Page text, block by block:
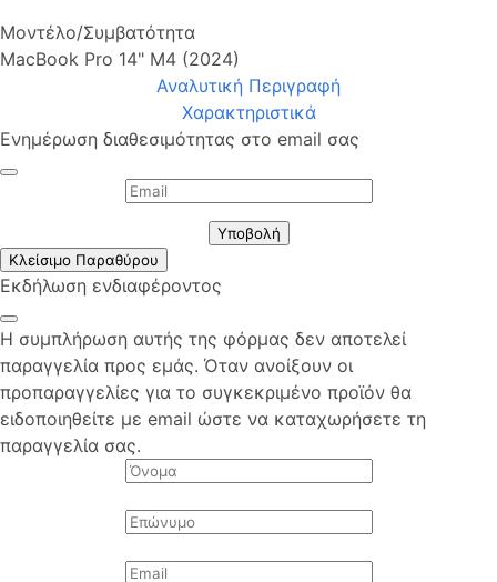
Μοντέλο/Συμβατότητα
MacBook Pro 14" M4 (2024)
Αναλυτική Περιγραφή
Χαρακτηριστικά
Ενημέρωση διαθεσιμότητας στο email σας
Υποβολή
Κλείσιμο Παραθύρου
Εκδήλωση ενδιαφέροντος
Η συμπλήρωση αυτής της φόρμας δεν αποτελεί
παραγγελία προς εμάς. Όταν ανοίξουν οι
προπαραγγελίες για το συγκεκριμένο προϊόν θα
ειδοποιηθείτε με email ώστε να καταχωρήσετε τη
παραγγελία σας.